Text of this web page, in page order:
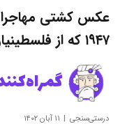
عکس کشتی
۱۹۴۷ که از فلسطینیان اجازه ورود می‌خواهند.
درستی‌سنجی ۱۱ آبان ۱۴۰۲